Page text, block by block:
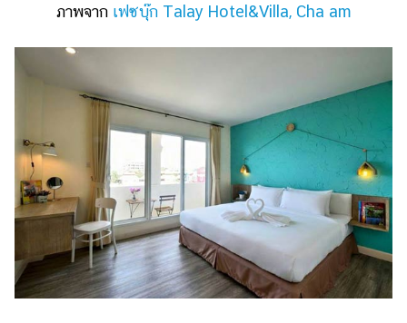
ภาพจาก เฟซบุ๊ก Talay Hotel&Villa, Cha am